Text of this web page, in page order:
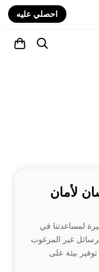
احصلي عليه
لأمان
لمساعدتنا في
غير المرغوب
بيئة على